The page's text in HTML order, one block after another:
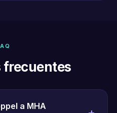
frecuentes
a MHA